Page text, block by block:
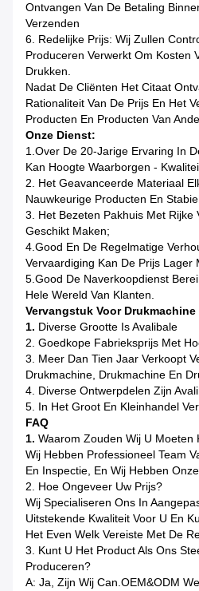
Ontvangen Van De Betaling
Verzenden
6. Redelijke Prijs: Wij Zullen
Produceren Verwerkt Om Kosten
Drukken.
Nadat De Cliënten Het Citaat
Rationaliteit Van De Prijs En Het
Producten En Producten Van
Onze Dienst:
1.Over De 20-Jarige Ervaring In
Kan Hoogte Waarborgen -
2. Het Geavanceerde Materiaal
Nauwkeurige Producten En
3. Het Bezeten Pakhuis Met Rijke
Geschikt Maken;
4.Good En De Regelmatige
Vervaardiging Kan De Prijs Lager
5.Good De Naverkoopdienst
Hele Wereld Van Klanten.
Vervangstuk Voor Drukmachine
1. Diverse Grootte Is Avalibale
2. Goedkope Fabrieksprijs Met
3. Meer Dan Tien Jaar Verkoopt
Drukmachine, Drukmachine En
4. Diverse Ontwerpdelen Zijn
5. In Het Groot En Kleinhandel
FAQ
1. Waarom Zouden Wij U Moeten
Wij Hebben Professioneel Team
En Inspectie, En Wij Hebben
2. Hoe Ongeveer Uw Prijs?
Wij Specialiseren Ons In
Uitstekende Kwaliteit Voor U En
Het Even Welk Vereiste Met De
3. Kunt U Het Product Als Ons
Produceren?
A: Ja, Zijn Wij Can.OEM&ODM